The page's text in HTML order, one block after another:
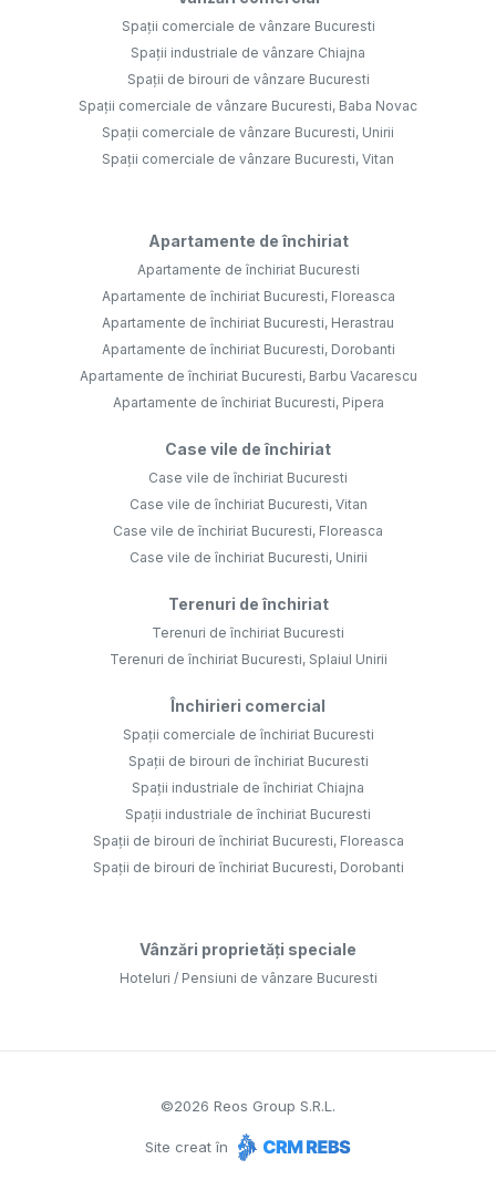
Spații comerciale de vânzare Bucuresti
Spații industriale de vânzare Chiajna
Spații de birouri de vânzare Bucuresti
Spații comerciale de vânzare Bucuresti, Baba Novac
Spații comerciale de vânzare Bucuresti, Unirii
Spații comerciale de vânzare Bucuresti, Vitan
Apartamente de închiriat
Apartamente de închiriat Bucuresti
Apartamente de închiriat Bucuresti, Floreasca
Apartamente de închiriat Bucuresti, Herastrau
Apartamente de închiriat Bucuresti, Dorobanti
Apartamente de închiriat Bucuresti, Barbu Vacarescu
Apartamente de închiriat Bucuresti, Pipera
Case vile de închiriat
Case vile de închiriat Bucuresti
Case vile de închiriat Bucuresti, Vitan
Case vile de închiriat Bucuresti, Floreasca
Case vile de închiriat Bucuresti, Unirii
Terenuri de închiriat
Terenuri de închiriat Bucuresti
Terenuri de închiriat Bucuresti, Splaiul Unirii
Închirieri comercial
Spații comerciale de închiriat Bucuresti
Spații de birouri de închiriat Bucuresti
Spații industriale de închiriat Chiajna
Spații industriale de închiriat Bucuresti
Spații de birouri de închiriat Bucuresti, Floreasca
Spații de birouri de închiriat Bucuresti, Dorobanti
Vânzări proprietăți speciale
Hoteluri / Pensiuni de vânzare Bucuresti
©2026 Reos Group S.R.L.
Site creat în